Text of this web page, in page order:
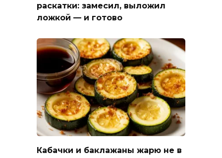
раскатки: замесил, выложил
ложкой — и готово
Кабачки и баклажаны жарю не в